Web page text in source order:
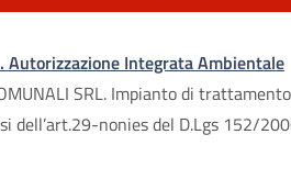
Autorizzazione Integrata Ambientale
SRL. Impianto di
dell’art.29-nonies del D.Lgs 152/